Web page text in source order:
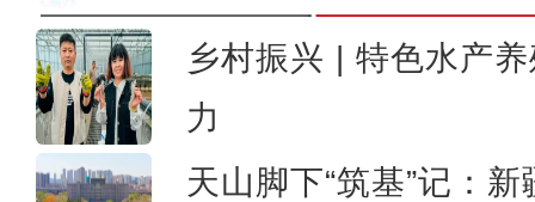
乡村振兴 | 特色水产
力
天山脚下“筑基”记：
新疆4000亩沙漠盐